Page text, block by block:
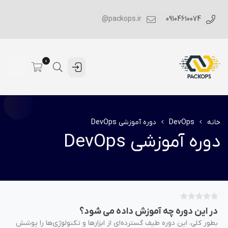
0
خانه DevOps دوره آموزشی DevOps
دوره آموزشی DevOps
ب
د
در این دوره چه آموزش داده می شود؟
بطور کلی، این دوره طیف گسترده‌ای از ابزارها و تکنولوژی‌ها را پوشش